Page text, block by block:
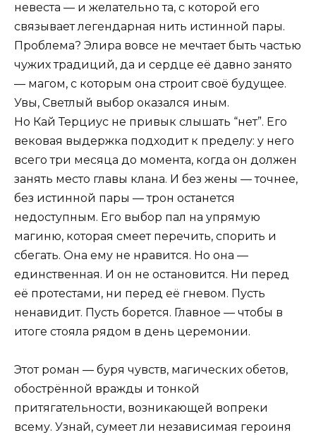
невеста — и желательно та, с которой его
связывает легендарная нить истинной пары.
Проблема? Элира вовсе не мечтает быть частью
чужих традиций, да и сердце её давно занято
— магом, с которым она строит своё будущее.
Увы, Светлый выбор оказался иным.
Но Кай Терциус не привык слышать “нет”. Его
вековая выдержка подходит к пределу: у него
всего три месяца до момента, когда он должен
занять место главы клана. И без жены — точнее,
без истинной пары — трон останется
недоступным. Его выбор пал на упрямую
магиню, которая смеет перечить, спорить и
сбегать. Она ему не нравится. Но она —
единственная. И он не остановится. Ни перед
её протестами, ни перед её гневом. Пусть
ненавидит. Пусть борется. Главное — чтобы в
итоге стояла рядом в день церемонии.
Этот роман — буря чувств, магических обетов,
обострённой вражды и тонкой
притягательности, возникающей вопреки
всему. Узнай, сумеет ли независимая героиня